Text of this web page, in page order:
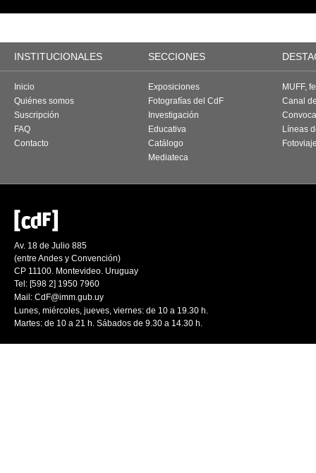
INSTITUCIONALES SECCIONES
Inicio
Quiénes somos
Suscripción
FAQ
Contacto
Exposiciones
Fotografías del CdF
Investigación
Educativa
Catálogo
Mediateca
MUFF,
Canal
Líneas
Av. 18 de Julio 885
(entre Andes y Convención)
CP 11100. Montevideo. Uruguay
Tel: [598 2] 1950 7960
Mail: CdF@imm.gub.uy
Lunes, miércoles, jueves, viernes: de 10 a 19.30 h.
Martes: de 10 a 21 h. Sábados de 9.30 a 14.30 h.